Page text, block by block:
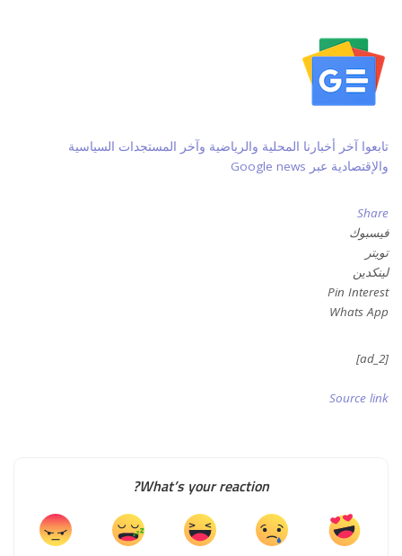
تابعوا آخر أخبارنا المحلية والرياضية وآخر المستجدات السياسية
والإقتصادية عبر Google news
Share
فيسبوك
تويتر
لينكدين
Pin Interest
Whats App
[ad_2]
Source link
What’s your reaction?